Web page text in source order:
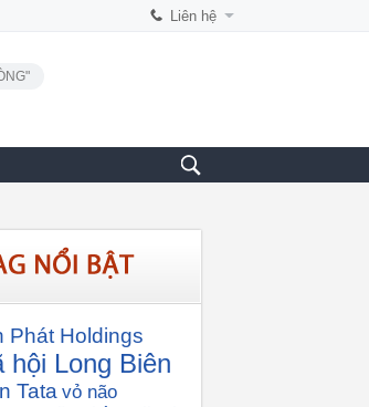
Liên hệ
Phát Holdings
hội Long Biên
Tata vỏ não